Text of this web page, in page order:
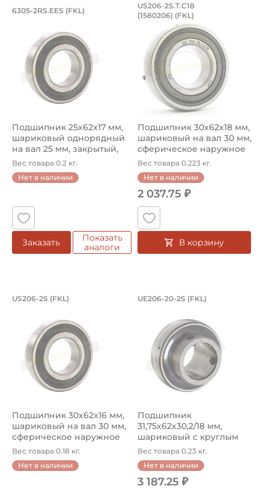
Подшипник 25х62х17 мм, шариковый
Подшипник 6305-2RS.EES FKL шариковый на вал 25 мм.
6305-2RS.EES (FKL)
Подшипник 25х62х17 мм,
шариковый однорядный
на вал 25 мм, закрытый,
сфе...
Вес товара 0.2 кг.
Нет в наличии
Заказать
Показать
аналоги
Подшипник
Надежный подшипник
US206-2S.T.C18
(1580206) (FKL)
Подшипник 30х62х18 мм,
шариковый на вал 30 мм,
сферическое наружное
кол...
Вес товара 0.223 кг.
Нет в наличии
2 037.75 ₽
В корзину
Подшипник 30х62х16 мм, шариковый
US206-2S (FKL)
Подшипник 30х62х16 мм,
шариковый на вал 30 мм,
сферическое наружное
кол...
Вес товара 0.18 кг.
Нет в наличии
Подшипник
UE206-20-2S (FKL)
Подшипник
31,75х62х30,2/18 мм,
шариковый с круглым
отверстием на вал 31...
Вес товара 0.23 кг.
Нет в наличии
3 187.25 ₽